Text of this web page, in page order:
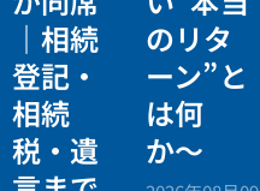
｜相続
登記・
相続
税・遺
のリタ
ーン”と
は何
か〜